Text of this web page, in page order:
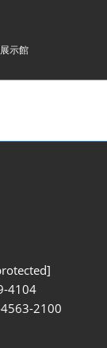
示館
4104
2100